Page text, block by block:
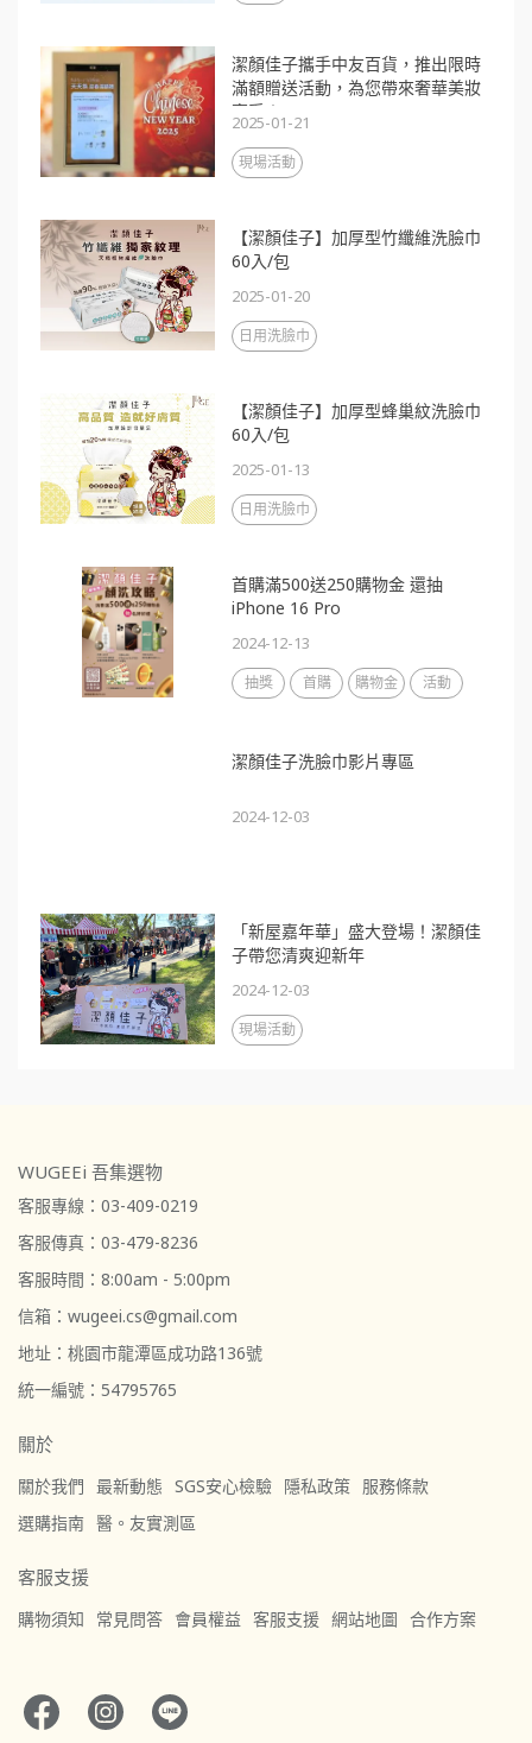
潔顏佳子攜手中友百貨，推出限時
滿額贈送活動，為您帶來奢華美妝
享受！
2025-01-21
現場活動
【潔顏佳子】加厚型竹纖維洗臉巾
60入/包
2025-01-20
日用洗臉巾
【潔顏佳子】加厚型蜂巢紋洗臉巾
60入/包
2025-01-13
日用洗臉巾
首購滿500送250購物金 還抽
iPhone 16 Pro
2024-12-13
抽獎 首購 購物金 活動
潔顏佳子洗臉巾影片專區
2024-12-03
「新屋嘉年華」盛大登場！潔顏佳
子帶您清爽迎新年
2024-12-03
現場活動
WUGEEi 吾集選物
客服專線：03-409-0219
客服傳真：03-479-8236
客服時間：8:00am - 5:00pm
信箱：wugeei.cs@gmail.com
地址：桃園市龍潭區成功路136號
統一編號：54795765
關於
關於我們 最新動態 SGS安心檢驗 隱私政策 服務條款
選購指南 醫。友實測區
客服支援
購物須知 常見問答 會員權益 客服支援 網站地圖 合作方案